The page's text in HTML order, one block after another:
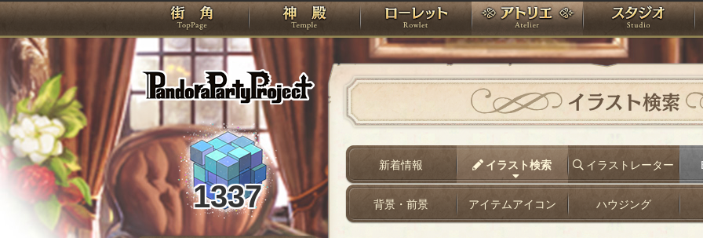
PandoraPartyProject
TOP 神殿 ローレット アトリエ
1337
イラスト検索
新着情報 イラスト検索 イラストレーター
背景・前景 アイテムアイコン ハウジング